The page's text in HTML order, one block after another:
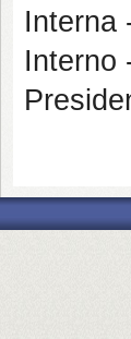
Interna
Interno